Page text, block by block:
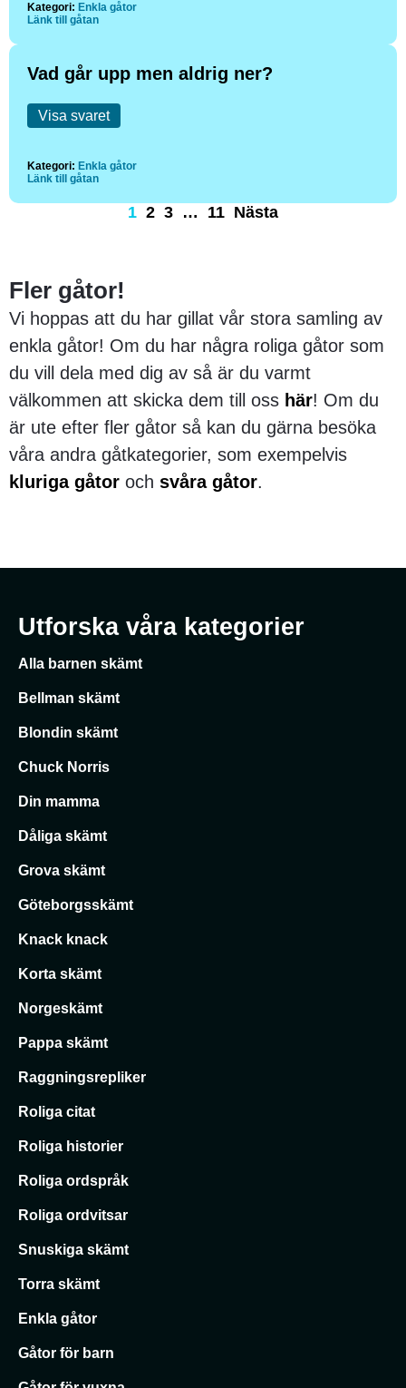
Kategori: Enkla gåtor
Länk till gåtan
Vad går upp men aldrig ner?
Visa svaret
Kategori: Enkla gåtor
Länk till gåtan
1 2 3 … 11 Nästa
Fler gåtor!
Vi hoppas att du har gillat vår stora samling av
enkla gåtor! Om du har några roliga gåtor som
du vill dela med dig av så är du varmt
välkommen att skicka dem till oss här! Om du
är ute efter fler gåtor så kan du gärna besöka
våra andra gåtkategorier, som exempelvis
kluriga gåtor och svåra gåtor.
Utforska våra kategorier
Alla barnen skämt
Bellman skämt
Blondin skämt
Chuck Norris
Din mamma
Dåliga skämt
Grova skämt
Göteborgsskämt
Knack knack
Korta skämt
Norgeskämt
Pappa skämt
Raggningsrepliker
Roliga citat
Roliga historier
Roliga ordspråk
Roliga ordvitsar
Snuskiga skämt
Torra skämt
Enkla gåtor
Gåtor för barn